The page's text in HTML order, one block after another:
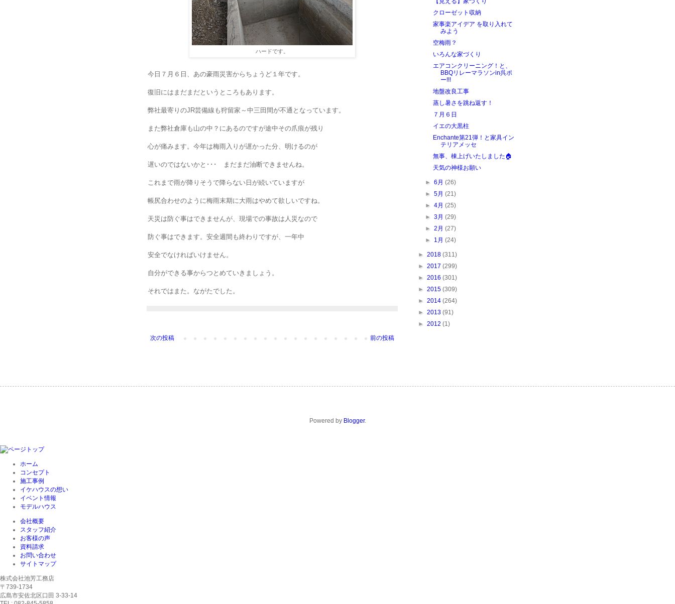
ハードです。
今日７月６日、あの豪雨災害からちょうど１年です。
復旧にはまだまだというところもあります。
弊社最寄りのJR芸備線も狩留家～中三田間が不通となっています。
また弊社倉庫も山の中？にあるのですが途中その爪痕が残り
心が痛みます。今年は梅雨入りが遅かった分、明けるのが
遅いのではないかと･･･ まだまだ油断できませんね。
これまで雨が降りそうで降らない日が続いていますが
帳尻合わせのように梅雨末期に大雨はやめて欲しいですね。
天災は防ぐ事はできませんが、現場での事故は人災なので
防ぐ事はできます。安全週間も終わりですが、一年中
安全でなければいけません。
自分ができる事からつとめていきましょう。
それではまた。ながたでした。
次の投稿 前の投稿
クローゼット収納
家事楽アイデア を取り入れて
みよう
空梅雨？
いろんな家づくり
エアコンクリーニング！と、
BBQリレーマラソンin呉ポ
ー!!!
地盤改良工事
蒸し暑さを跳ね返す！
７月６日
イエの大黒柱
Enchante第21弾！と家具イン
テリアメッセ
無事、棟上げいたしました🏠
天気の神様お願い
►6月 (26)
►5月 (21)
►4月 (25)
►3月 (29)
►2月 (27)
► 1月 (24)
► 2018 (311)
► 2017 (299)
► 2016 (301)
► 2015 (309)
► 2014 (264)
► 2013 (91)
► 2012 (1)
Powered by Blogger.
ホーム
コンセプト
施工事例
イケハウスの想い
イベント情報
モデルハウス
会社概要
スタッフ紹介
お客様の声
資料請求
お問い合わせ
サイトマップ
株式会社池芳工務店
〒739-1734
広島市安佐北区口田 3-33-14